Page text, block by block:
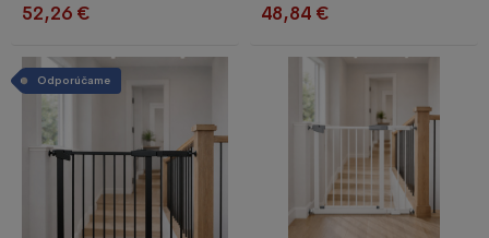
52,26 € 48,84 €
Odporúčame